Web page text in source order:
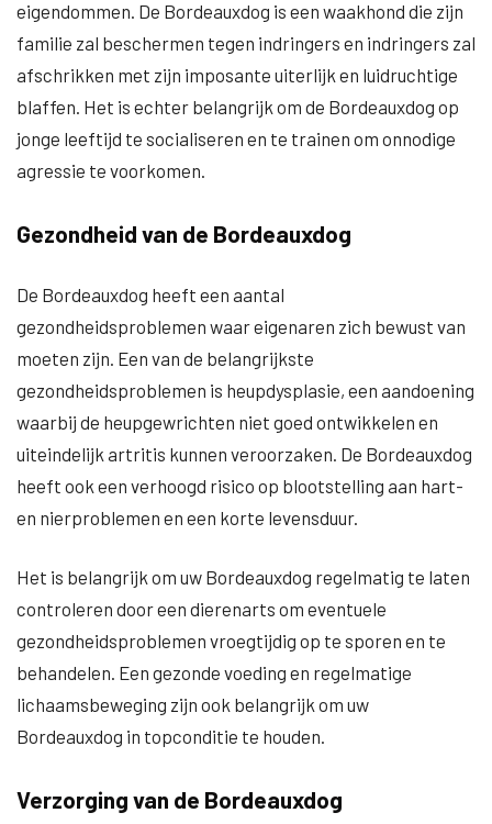
eigendommen. De Bordeauxdog is een waakhond die zijn
familie zal beschermen tegen indringers en indringers zal
afschrikken met zijn imposante uiterlijk en luidruchtige
blaffen. Het is echter belangrijk om de Bordeauxdog op
jonge leeftijd te socialiseren en te trainen om onnodige
agressie te voorkomen.
Gezondheid van de Bordeauxdog
De Bordeauxdog heeft een aantal
gezondheidsproblemen waar eigenaren zich bewust van
moeten zijn. Een van de belangrijkste
gezondheidsproblemen is heupdysplasie, een aandoening
waarbij de heupgewrichten niet goed ontwikkelen en
uiteindelijk artritis kunnen veroorzaken. De Bordeauxdog
heeft ook een verhoogd risico op blootstelling aan hart-
en nierproblemen en een korte levensduur.
Het is belangrijk om uw Bordeauxdog regelmatig te laten
controleren door een dierenarts om eventuele
gezondheidsproblemen vroegtijdig op te sporen en te
behandelen. Een gezonde voeding en regelmatige
lichaamsbeweging zijn ook belangrijk om uw
Bordeauxdog in topconditie te houden.
Verzorging van de Bordeauxdog